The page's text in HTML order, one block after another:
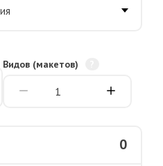
Видов (макетов)
0